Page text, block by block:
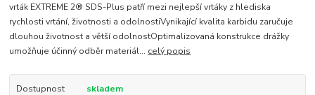
vrták EXTREME 2® SDS-Plus patří mezi nejlepší vrtáky z hlediska
rychlosti vrtání, životnosti a odolnostiVynikající kvalita karbidu zaručuje
dlouhou životnost a větší odolnostOptimalizovaná konstrukce drážky
umožňuje účinný odběr materiál... celý popis
Dostupnost skladem